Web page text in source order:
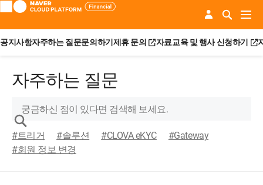
공지사항자주하는 질문문의하기 제휴 문의 자료교육 및 행사 신청하기
자주하는 질문
#트리거 #솔루션 #CLOVA eKYC
#Gateway
#회원 정보 변경